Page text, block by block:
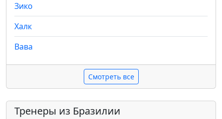
Зико
Халк
Вава
Смотреть все
Тренеры из Бразилии